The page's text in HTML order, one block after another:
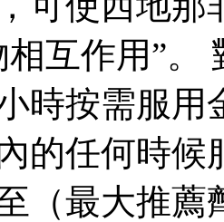
相互作用”。
時按需服用
的任何時候
（最大推薦